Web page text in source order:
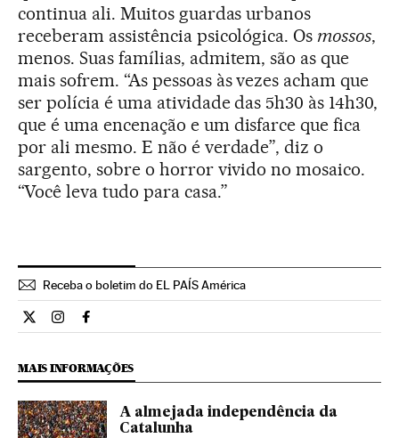
continua ali. Muitos guardas urbanos
receberam assistência psicológica. Osmossos,
menos. Suas famílias, admitem, são as que
mais sofrem. “As pessoas às vezes acham que
ser polícia é uma atividade das 5h30 às 14h30,
que é uma encenação e um disfarce que fica
por ali mesmo. E não é verdade”, diz o
sargento, sobre o horror vivido no mosaico.
“Você leva tudo para casa.”
Receba o boletim do EL PAÍS América
Internacional El País Brasil en Twitter
Internacional El País Brasil en Instagram
Internacional El País Brasil en Facebook
MAIS INFORMAÇÕES
A almejada independência da
Catalunha